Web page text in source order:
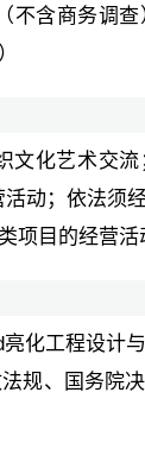
不含商务调
文化艺术交
动；依法须
项目的经营活
化工程设计
规、国务院